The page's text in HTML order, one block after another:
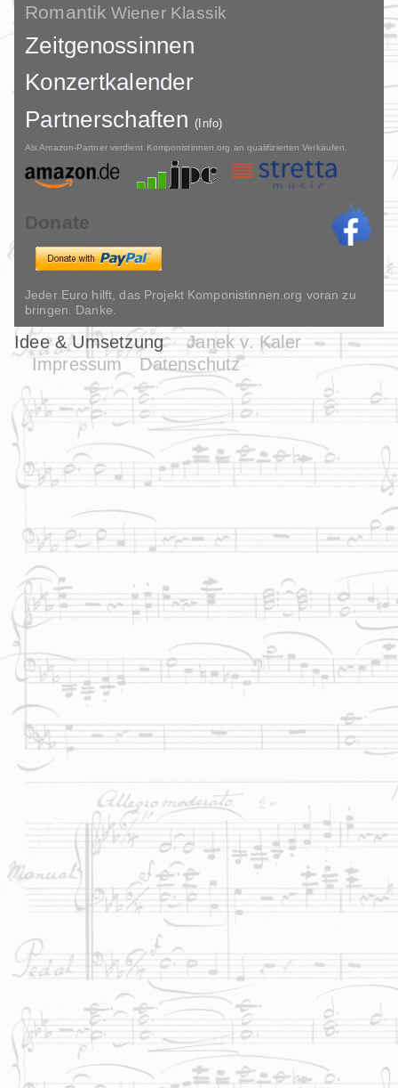
Romantik Wiener Klassik
Zeitgenossinnen
Konzertkalender
Partnerschaften(Info)
Als Amazon-Partner verdient Komponistinnen.org an qualifizierten Verkäufen.
Donate
Jeder Euro hilft, das Projekt Komponistinnen.org voran zu
bringen. Danke.
Idee & Umsetzung
Janek v. Kaler
Impressum
Datenschutz